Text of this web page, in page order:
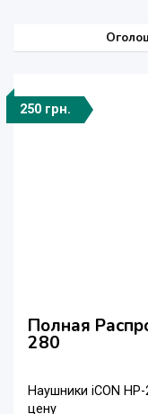
250 грн.
Полная
280
Наушники iCON
цену